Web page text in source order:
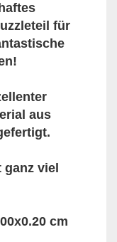
für
aus
viel
cm